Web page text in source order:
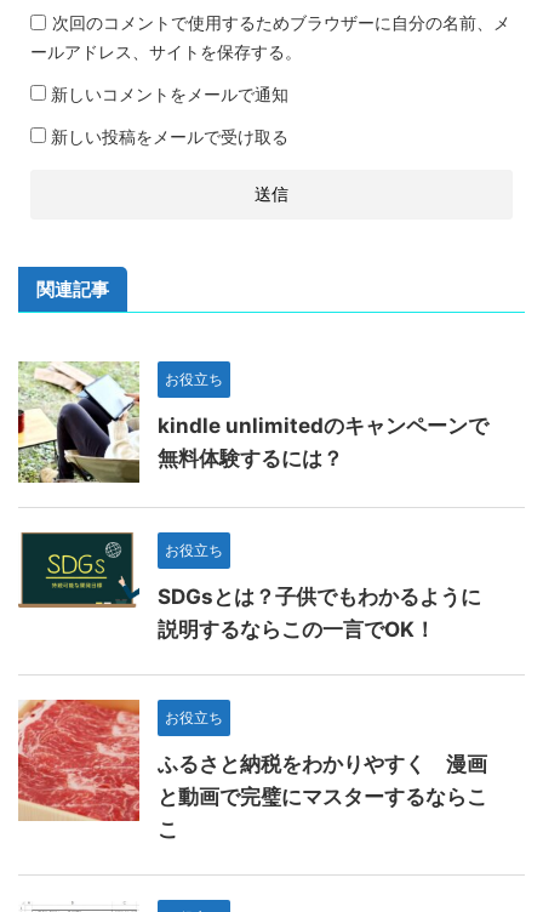
次回のコメントで使用するためブラウザーに自分の名前、メ
ールアドレス、サイトを保存する。
新しいコメントをメールで通知
新しい投稿をメールで受け取る
関連記事
お役立ち
kindle unlimitedのキャンペーンで
無料体験するには？
お役立ち
SDGsとは？子供でもわかるように
説明するならこの一言でOK！
お役立ち
ふるさと納税をわかりやすく 漫画
と動画で完璧にマスターするならこ
こ